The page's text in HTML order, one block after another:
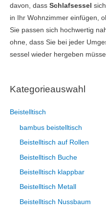
Kategorieauswahl
Beistelltisch
bambus beistelltisch
Beistelltisch auf Rollen
Beistelltisch Buche
Beistelltisch klappbar
Beistelltisch Metall
Beistelltisch Nussbaum
davon, dass Schlafsessel
in Ihr Wohnzimmer einfügen,
Sie passen sich hochwertig
ohne, dass Sie bei jeder
sessel wieder hergeben